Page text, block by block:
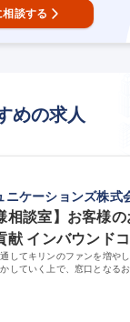
相談する
めの求人
ニケーションズ株式
相談室】お客様
献 インバウンド
してキリンのファンを増や
していく上で、窓口となる